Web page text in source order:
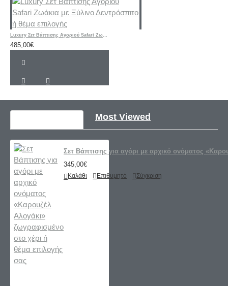
485,00€
Most Viewed
Σετ Βάπτισης για αγόρι με αρχικό ονόματος
345,00€
Καλάθι Επιθυμητό Σύγκριση